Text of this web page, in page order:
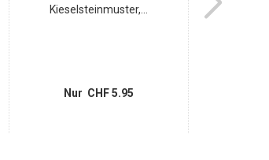
Kieselsteinmuster,...
Nur CHF 5.95
Terrakotta-